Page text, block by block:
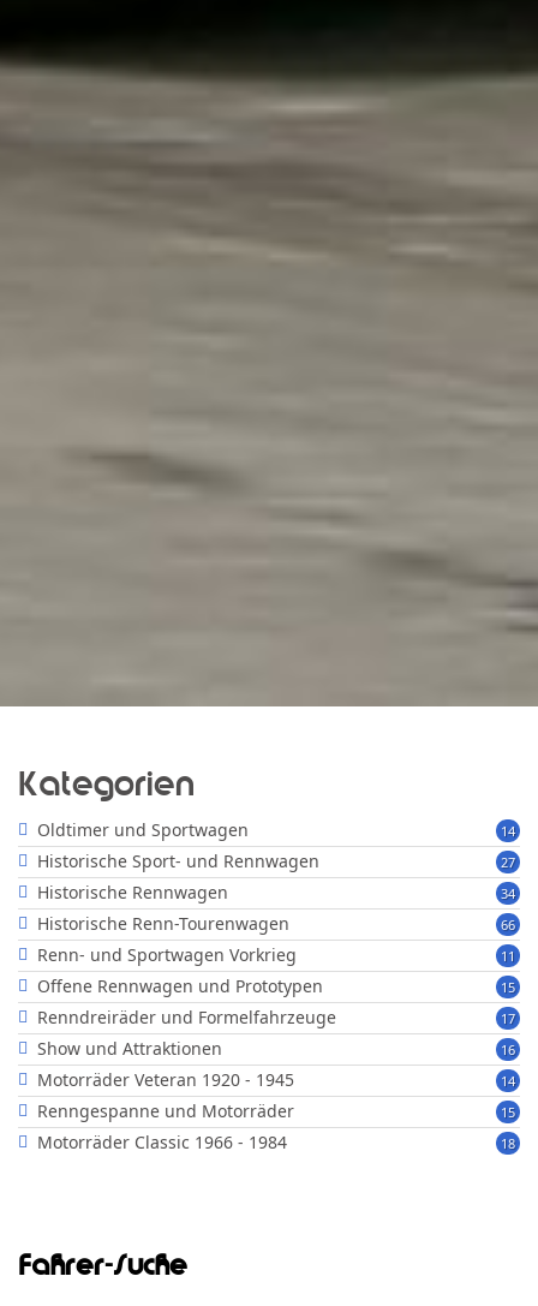
Kategorien
14
Oldtimer und Sportwagen
27
Historische Sport- und Rennwagen
34
Historische Rennwagen
66
Historische Renn-Tourenwagen
11
Renn- und Sportwagen Vorkrieg
15
Offene Rennwagen und Prototypen
17
Renndreiräder und Formelfahrzeuge
16
Show und Attraktionen
14
Motorräder Veteran 1920 - 1945
15
Renngespanne und Motorräder
18
Motorräder Classic 1966 - 1984
Fahrer-Suche